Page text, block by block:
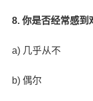
8. 你是否经常感到
a) 几乎从不
b) 偶尔